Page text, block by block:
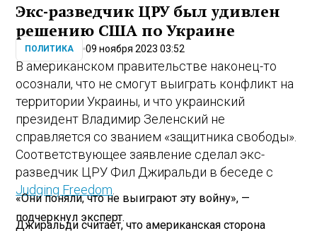
Экс-разведчик ЦРУ был удивлен
решению США по Украине
ПОЛИТИКА 09 ноября 2023 03:52
В американском правительстве наконец-то
осознали, что не смогут выиграть конфликт на
территории Украины, и что украинский
президент Владимир Зеленский не
справляется со званием «защитника свободы».
Соответствующее заявление сделал экс-
разведчик ЦРУ Фил Джиральди в беседе с
Judging Freedom
«Они поняли, что не выиграют эту войну», —
подчеркнул эксперт.
Джиральди считает, что американская сторона